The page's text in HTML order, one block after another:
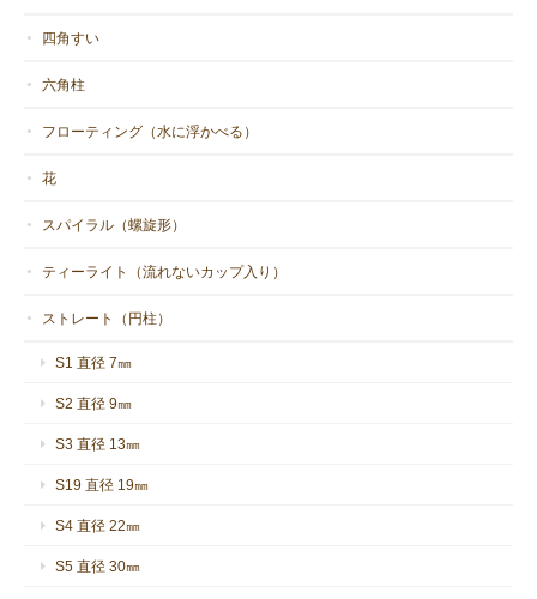
四角すい
六角柱
フローティング（水に浮かべる）
花
スパイラル（螺旋形）
ティーライト（流れないカップ入り）
ストレート（円柱）
S1 直径 7㎜
S2 直径 9㎜
S3 直径 13㎜
S19 直径 19㎜
S4 直径 22㎜
S5 直径 30㎜